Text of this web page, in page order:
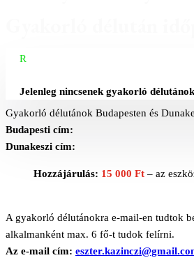
R
Jelenleg nincsenek gyakorló
Gyakorló délutánok Budapesten és
Budapesti cím:
Dunakeszi cím:
Hozzájárulás: 15 000 Ft – az
A gyakorló délutánokra e-mail-en tudtok
alkalmanként max. 6 fő-t tudok felírni.
Az e-mail cím: